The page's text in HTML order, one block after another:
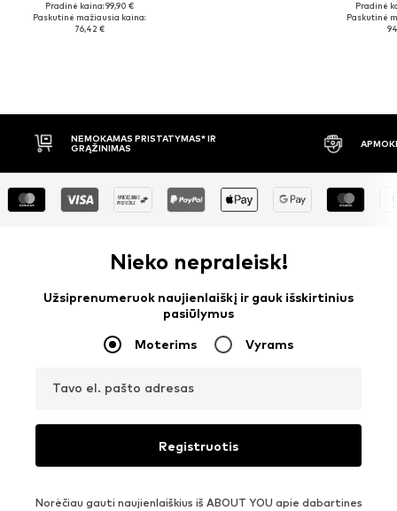
Pradinė kaina: 99,90 €
Paskutinė mažiausia kaina:
76,42 €
Pradinė
Paskutinė
APMOKĖJIMAS PRISTAČIUS 30
Nieko nepraleisk!
Užsiprenumeruok naujienlaiškį ir gauk išskirtinius
pasiūlymus
Moterims Vyrams
Tavo el. pašto adresas
Registruotis
Norėčiau gauti naujienlaiškius iš ABOUT YOU apie dabartines